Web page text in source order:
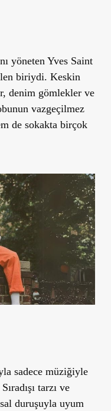
yöneten Yves Saint
biriydi. Keskin
denim gömlekler ve
vazgeçilmez
de sokakta birçok
sadece müziğiyle
tarzı ve
duruşuyla uyum